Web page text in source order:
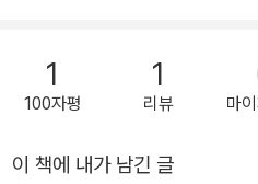
도 하며, 3D 효과를 적용할 수 있
이패드를 이용하여 웹 및 모바일
르기까지 다양한 콘텐츠를 제작할 수 있다. 이 책에서는
라하기 예제를 연계하여 구성하였
1
100자평
1
리뷰 마
이 책에 내가 남긴 글